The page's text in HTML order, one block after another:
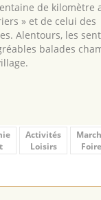
de kilomètre
» et de celui des
Alentours, les
balades
Activités
Loisirs